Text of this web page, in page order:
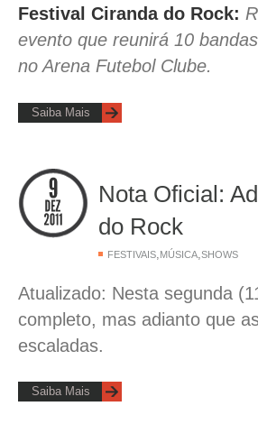
Festival Ciranda do Rock:
evento que reunirá 10 bandas
no Arena Futebol Clube.
Saiba Mais
Nota Oficial:
do Rock
FESTIVAIS MÚSICA SHOWS
Atualizado: Nesta segunda
completo, mas adianto que
escaladas.
Saiba Mais